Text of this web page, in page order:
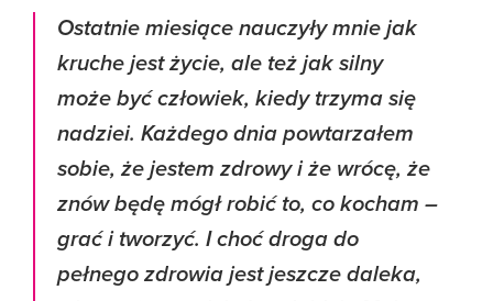
Ostatnie miesiące nauczyły mnie jak
kruche jest życie, ale też jak silny
może być człowiek, kiedy trzyma się
nadziei. Każdego dnia powtarzałem
sobie, że jestem zdrowy i że wrócę, że
znów będę mógł robić to, co kocham –
grać i tworzyć. I choć droga do
pełnego zdrowia jest jeszcze daleka,